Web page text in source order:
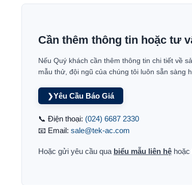
Cần thêm thông tin hoặc tư
Nếu Quý khách cần thêm thông tin chi tiết về
mẫu thử, đội ngũ của chúng tôi luôn sẵn sàng
❯Yêu Cầu Báo Giá
📞 Điện thoại: (024) 6687 2330
📧 Email: sale@tek-ac.com
Hoặc gửi yêu cầu qua biểu mẫu liên hệ hoặc